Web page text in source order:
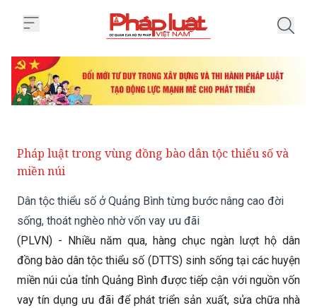
Pháp luật trong vùng đồng bào dân tộc thiểu số và
miền núi
Dân tộc thiểu số ở Quảng Bình từng bước nâng cao đời
sống, thoát nghèo nhờ vốn vay ưu đãi
(PLVN) - Nhiều năm qua, hàng chục ngàn lượt hộ dân
đồng bào dân tộc thiểu số (DTTS) sinh sống tại các huyện
miền núi của tỉnh Quảng Bình được tiếp cận với nguồn vốn
vay tín dụng ưu đãi để phát triển sản xuất, sửa chữa nhà